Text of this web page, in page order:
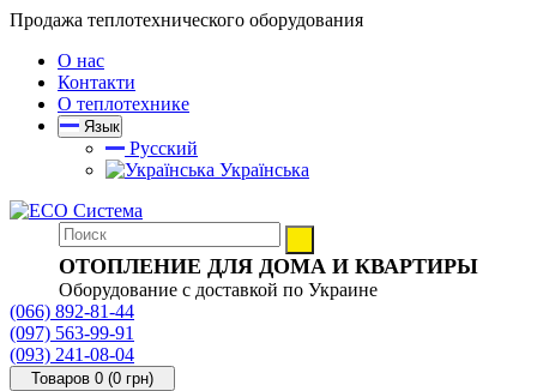
Продажа теплотехнического оборудования
О нас
Контакти
О теплотехнике
Язык
Русский
Українська
ОТОПЛЕНИЕ ДЛЯ ДОМА И КВАРТИРЫ
Оборудование с доставкой по Украине
(066) 892-81-44
(097) 563-99-91
(093) 241-08-04
Товаров 0 (0 грн)